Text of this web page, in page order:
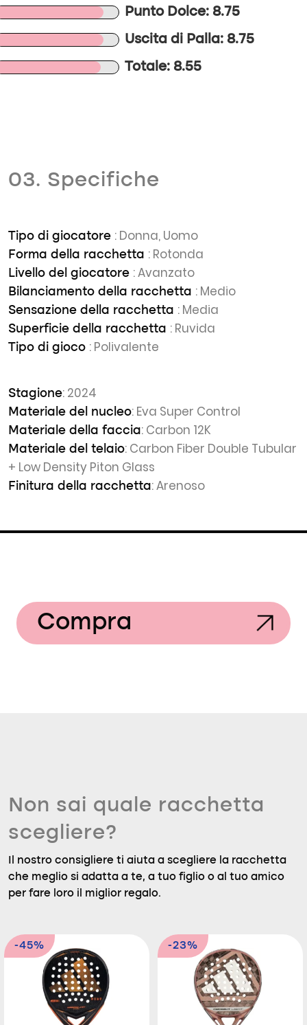
Punto Dolce: 8.75
Uscita di Palla: 8.75
Totale: 8.55
03. Specifiche
Tipo di giocatore : Donna, Uomo
Forma della racchetta : Rotonda
Livello del giocatore : Avanzato
Bilanciamento della racchetta : Medio
Sensazione della racchetta : Media
Superficie della racchetta : Ruvida
Tipo di gioco : Polivalente
Stagione: 2024
Materiale del nucleo: Eva Super Control
Materiale della faccia: Carbon 12K
Materiale del telaio: Carbon Fiber Double Tubular
+ Low Density Piton Glass
Finitura della racchetta: Arenoso
Compra
Non sai quale racchetta
scegliere?
Il nostro consigliere ti aiuta a scegliere la racchetta
che meglio si adatta a te, a tuo figlio o al tuo amico
per fare loro il miglior regalo.
-45% -23%